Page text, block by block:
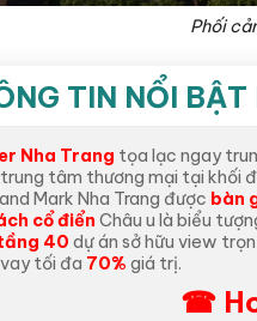
Phối
TIN NỔI
Nha Trang tọa lạc ngay
tâm thương mại tại khối
Mark Nha Trang được bàn
cổ điển Châu u là biểu
40 dự án sở hữu view
tối đa 70% giá trị.
☎